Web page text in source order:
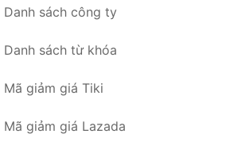
Danh sách công ty
Danh sách từ khóa
Mã giảm giá Tiki
Mã giảm giá Lazada